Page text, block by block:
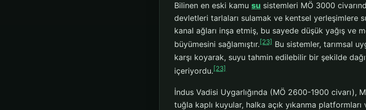
Bilinen en eski kamusu sistemleri MÖ 3000
devletleri tarlaları sulamak ve kentsel yerleşimlere
kanal ağları inşa etmiş, bu sayede düşük yağış ve
büyümesini sağlamıştır.[23] Bu sistemler, tarımsal
karşı koyarak, suyu tahmin edilebilir bir şekilde
içeriyordu.[23]
İndus Vadisi Uygarlığında (MÖ 2600-1900 civarı),
tuğla kaplı kuyular, halka açık yıkanma